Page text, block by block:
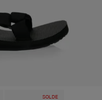
SOLDE